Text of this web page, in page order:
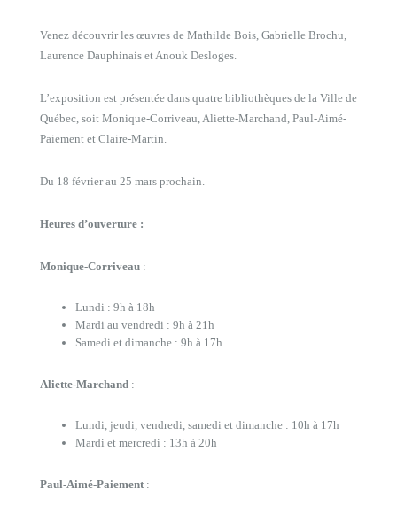
Venez découvrir les œuvres de Mathilde Bois, Gabrielle Brochu,
Laurence Dauphinais et Anouk Desloges.
L’exposition est présentée dans quatre bibliothèques de la Ville de
Québec, soit Monique-Corriveau, Aliette-Marchand, Paul-Aimé-
Paiement et Claire-Martin.
Du 18 février au 25 mars prochain.
Heures d’ouverture :
Monique-Corriveau :
Lundi : 9h à 18h
Mardi au vendredi : 9h à 21h
Samedi et dimanche : 9h à 17h
Aliette-Marchand :
Lundi, jeudi, vendredi, samedi et dimanche : 10h à 17h
Mardi et mercredi : 13h à 20h
Paul-Aimé-Paiement :